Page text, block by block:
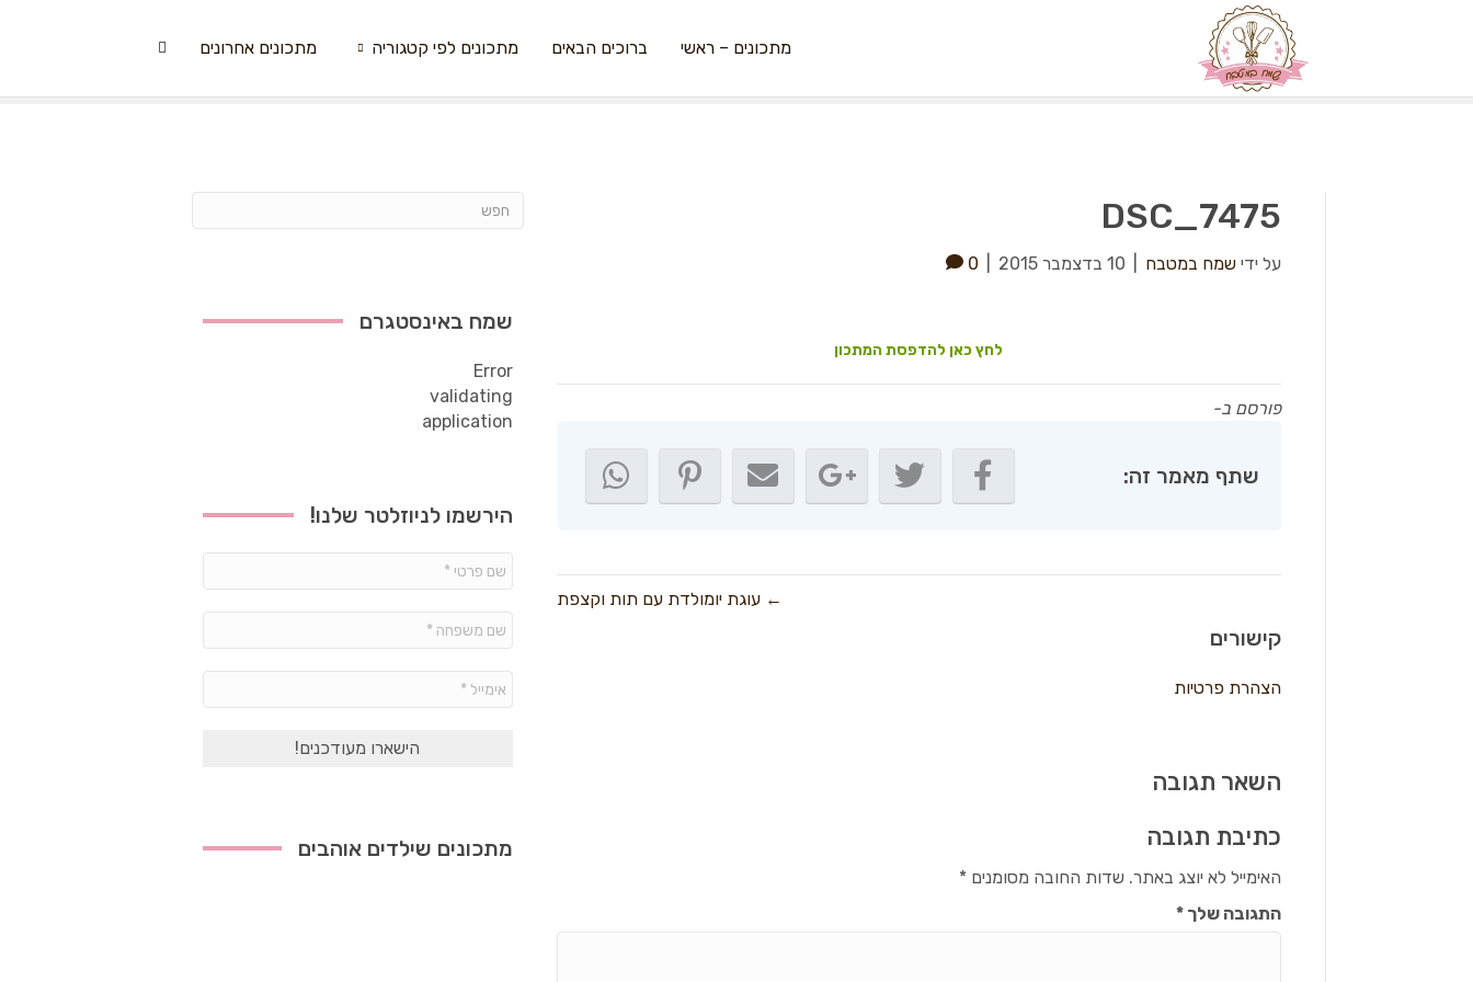
מתכונים – ראשי ברוכים הבאים מתכונים לפי קטגוריה מתכונים אחרונים
DSC_7475
על ידי שמח במטבח 10 בדצמבר 2015 0
לחץ כאן להדפסת המתכון
פורסם ב-
שתף מאמר זה:
← עוגת יומולדת עם תות וקצפת
קישורים
הצהרת פרטיות
השאר תגובה
כתיבת תגובה
האימייל לא יוצג באתר. שדות החובה מסומנים*
התגובה שלך*
שמח באינסטגרם
Error
validating
application
הירשמו לניוזלטר שלנו!
פרטי
משפחה
*
מתכונים שילדים אוהבים